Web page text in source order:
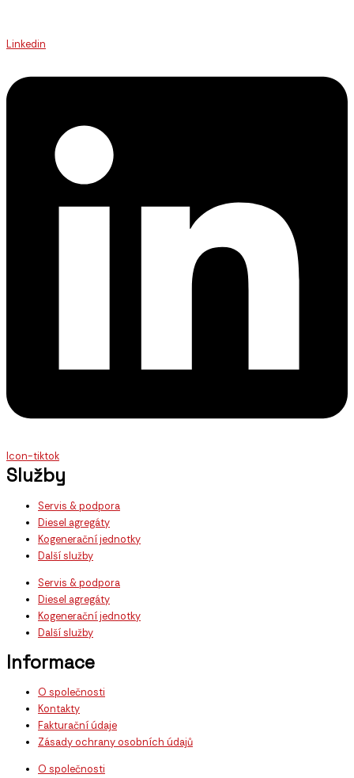
Linkedin
Icon-tiktok
Služby
Servis & podpora
Diesel agregáty
Kogenerační jednotky
Další služby
Servis & podpora
Diesel agregáty
Kogenerační jednotky
Další služby
Informace
O společnosti
Kontakty
Fakturační údaje
Zásady ochrany osobních údajů
O společnosti